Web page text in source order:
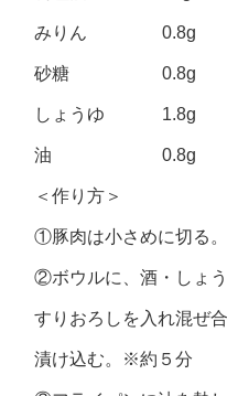
みりん 0.8g
砂糖 0.8g
しょうゆ 1.8g
油 0.8g
＜作り方＞
①豚肉は小さめに切る。
②ボウルに、酒・しょ
すりおろしを入れ混ぜ
漬け込む。※約５分